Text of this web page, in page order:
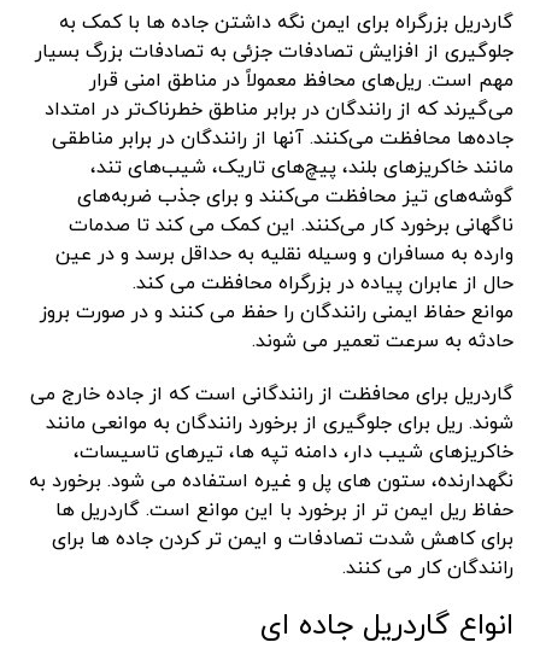
گاردریل بزرگراه برای ایمن نگه داشتن جاده ها با کمک به
جلوگیری از افزایش تصادفات جزئی به تصادفات بزرگ بسیار
مهم است. ریل‌های محافظ معمولاً در مناطق امنی قرار
می‌گیرند که از رانندگان در برابر مناطق خطرناک‌تر در امتداد
جاده‌ها محافظت می‌کنند. آنها از رانندگان در برابر مناطقی
مانند خاکریزهای بلند، پیچ‌های تاریک، شیب‌های تند،
گوشه‌های تیز محافظت می‌کنند و برای جذب ضربه‌های
ناگهانی برخورد کار می‌کنند. این کمک می کند تا صدمات
وارده به مسافران و وسیله نقلیه به حداقل برسد و در عین
حال از عابران پیاده در بزرگراه محافظت می کند.
موانع حفاظ ایمنی رانندگان را حفظ می کنند و در صورت بروز
حادثه به سرعت تعمیر می شوند.
گاردریل برای محافظت از رانندگانی است که از جاده خارج می
شوند. ریل برای جلوگیری از برخورد رانندگان به موانعی مانند
خاکریزهای شیب دار، دامنه تپه ها، تیرهای تاسیسات،
نگهدارنده، ستون های پل و غیره استفاده می شود. برخورد به
حفاظ ریل ایمن تر از برخورد با این موانع است. گاردریل ها
برای کاهش شدت تصادفات و ایمن تر کردن جاده ها برای
رانندگان کار می کنند.
انواع گاردریل جاده ای